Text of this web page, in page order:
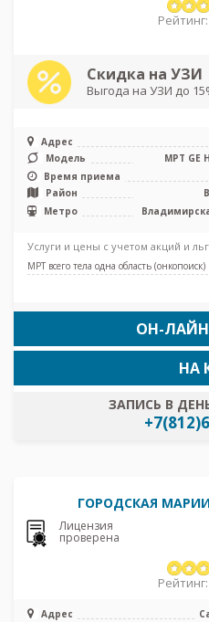
Скидка на УЗИ
Выгода на УЗИ до
Адрес
Модель
МРТ GЕ
Время приема
Район
Метро
Услуги и цены с учетом акций и
МРТ всего тела одна область (онкопоиск)
ОН-
ЗАПИСЬ В
НА
ГОРОДСКАЯ
Лицензия
проверена
Адрес